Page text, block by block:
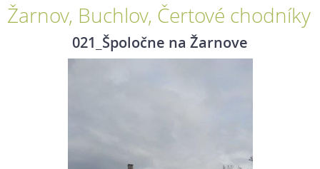
Žarnov, Buchlov, Čertové chodníky
021_Špoločne na Žarnove